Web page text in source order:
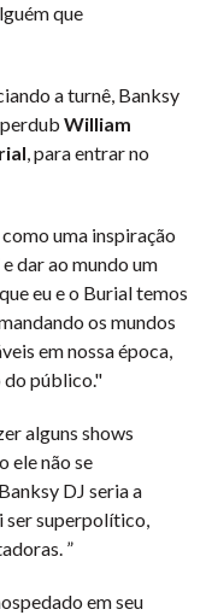
que
a turnê, Banksy
William
, para entrar no
uma inspiração
dar ao mundo um
eu e o Burial temos
os mundos
​​em nossa época,
do público."
alguns shows
ele não se
DJ seria a
ser superpolítico,
”
em seu